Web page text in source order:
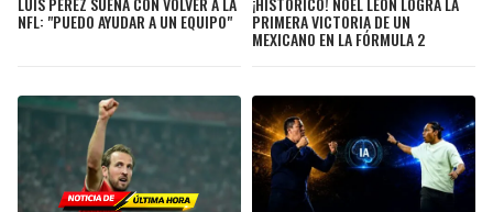
NFL: "PUEDO AYUDAR A UN EQUIPO" PRIMERA VICTORIA DE UN
MEXICANO EN LA FÓRMULA 2